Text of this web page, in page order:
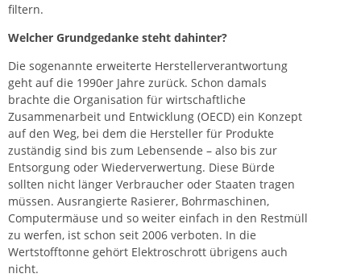
filtern.
Welcher Grundgedanke steht dahinter?
Die sogenannte erweiterte Herstellerverantwortung
geht auf die 1990er Jahre zurück. Schon damals
brachte die Organisation für wirtschaftliche
Zusammenarbeit und Entwicklung (OECD) ein Konzept
auf den Weg, bei dem die Hersteller für Produkte
zuständig sind bis zum Lebensende – also bis zur
Entsorgung oder Wiederverwertung. Diese Bürde
sollten nicht länger Verbraucher oder Staaten tragen
müssen. Ausrangierte Rasierer, Bohrmaschinen,
Computermäuse und so weiter einfach in den Restmüll
zu werfen, ist schon seit 2006 verboten. In die
Wertstofftonne gehört Elektroschrott übrigens auch
nicht.